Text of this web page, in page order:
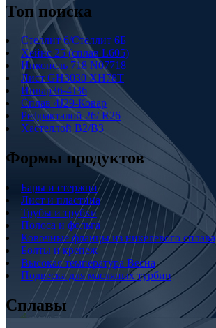
Топ поиска
Стеллит 6/Стеллит 6Б
Хейнс 25 (сплав L605)
Инконель 718 N07718
Лист GH3030 XH78T
Инвар36-4J36
Сплав 4J29-Ковар
Рефракталой 26/ R26
Хастеллой B2/B3
Формы продуктов
Бары и стержни
Лист и пластина
Трубы и трубки
Полоса и фольга
Ковочные фланцы из никелевого сплава
Болты и крепеж
Высокая температура Весна
Подвеска для масляных турбин
Сплавы